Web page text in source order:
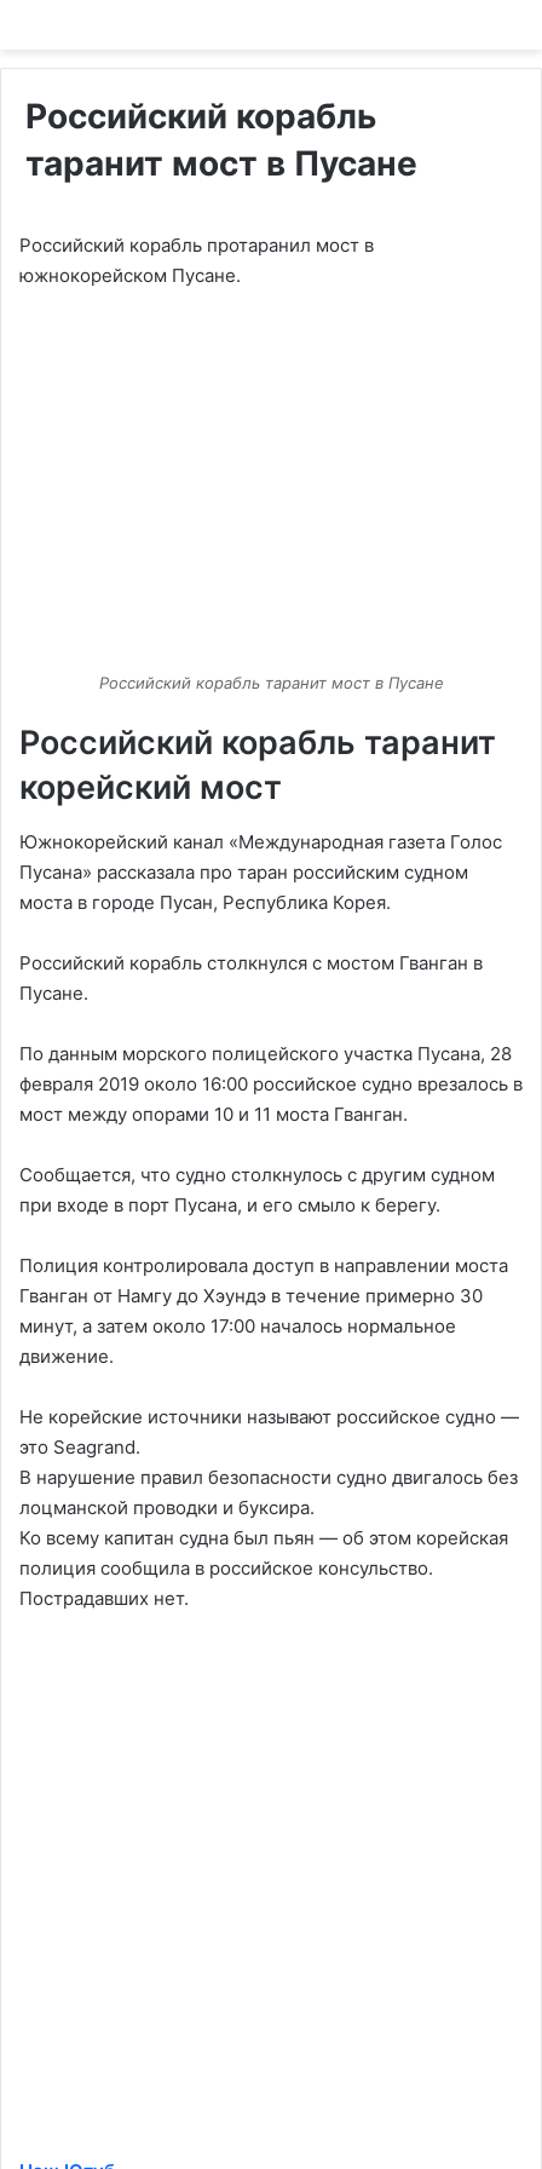
Российский корабль
таранит мост в Пусане
Российский корабль протаранил мост в
южнокорейском Пусане.
Российский корабль таранит мост в Пусане
Российский корабль таранит
корейский мост
Южнокорейский канал «Международная газета Голос
Пусана» рассказала про таран российским судном
моста в городе Пусан, Республика Корея.
Российский корабль столкнулся с мостом Гванган в
Пусане.
По данным морского полицейского участка Пусана, 28
февраля 2019 около 16:00 российское судно врезалось в
мост между опорами 10 и 11 моста Гванган.
Сообщается, что судно столкнулось с другим судном
при входе в порт Пусана, и его смыло к берегу.
Полиция контролировала доступ в направлении моста
Гванган от Намгу до Хэундэ в течение примерно 30
минут, а затем около 17:00 началось нормальное
движение.
Не корейские источники называют российское судно —
это Seagrand.
В нарушение правил безопасности судно двигалось без
лоцманской проводки и буксира.
Ко всему капитан судна был пьян — об этом корейская
полиция сообщила в российское консульство.
Пострадавших нет.